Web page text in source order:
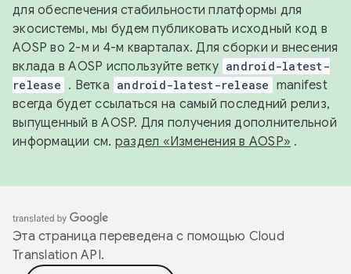
для обеспечения стабильности платформы для
экосистемы, мы будем публиковать исходный код в
AOSP во 2-м и 4-м кварталах. Для сборки и внесения
вклада в AOSP используйте ветку android-latest-
release . Ветка android-latest-release manifest
всегда будет ссылаться на самый последний релиз,
выпущенный в AOSP. Для получения дополнительной
информации см. раздел «Изменения в AOSP» .
Эта страница переведена с помощью Cloud
Translation API.